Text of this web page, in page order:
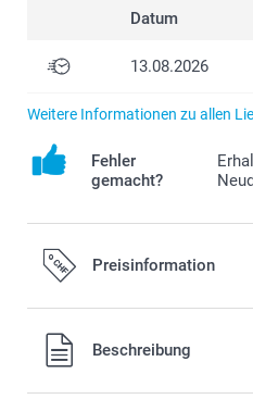
Datum
13.08.2026
Weitere Informationen zu allen
Fehler
gemacht?
Preisinformation
Alle Preise verstehen sich in
MwSt. und zzgl. Versandkosten.
Beschreibung